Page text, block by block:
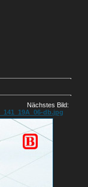
Nächstes Bild:
db.jpg